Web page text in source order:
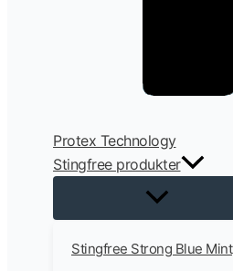
Protex Technology
Stingfree produkter
Stingfree Strong Blue Mint